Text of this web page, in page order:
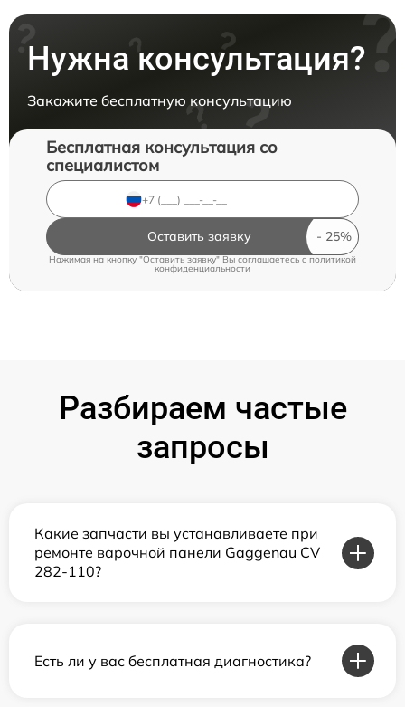
Нужна консультация?
Закажите бесплатную консультацию
Бесплатная консультация со
специалистом
Оставить заявку
Нажимая на кнопку "Оставить заявку" Вы соглашаетесь c политикой
конфиденциальности
Разбираем частые
запросы
Какие запчасти вы устанавливаете при
ремонте варочной панели Gaggenau CV
282-110?
Есть ли у вас бесплатная диагностика?